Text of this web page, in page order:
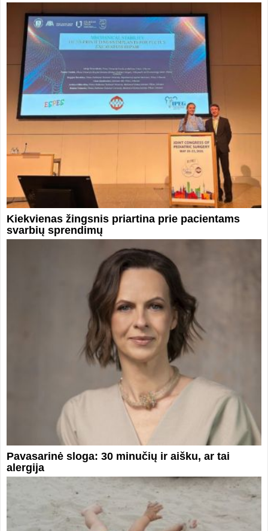
Kiekvienas žingsnis priartina prie pacientams
svarbių sprendimų
Pavasarinė sloga: 30 minučių ir aišku, ar tai
alergija